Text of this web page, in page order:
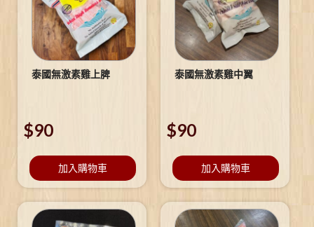
泰國無激素雞上脾
$90
加入購物車
泰國無激素雞中翼
$90
加入購物車